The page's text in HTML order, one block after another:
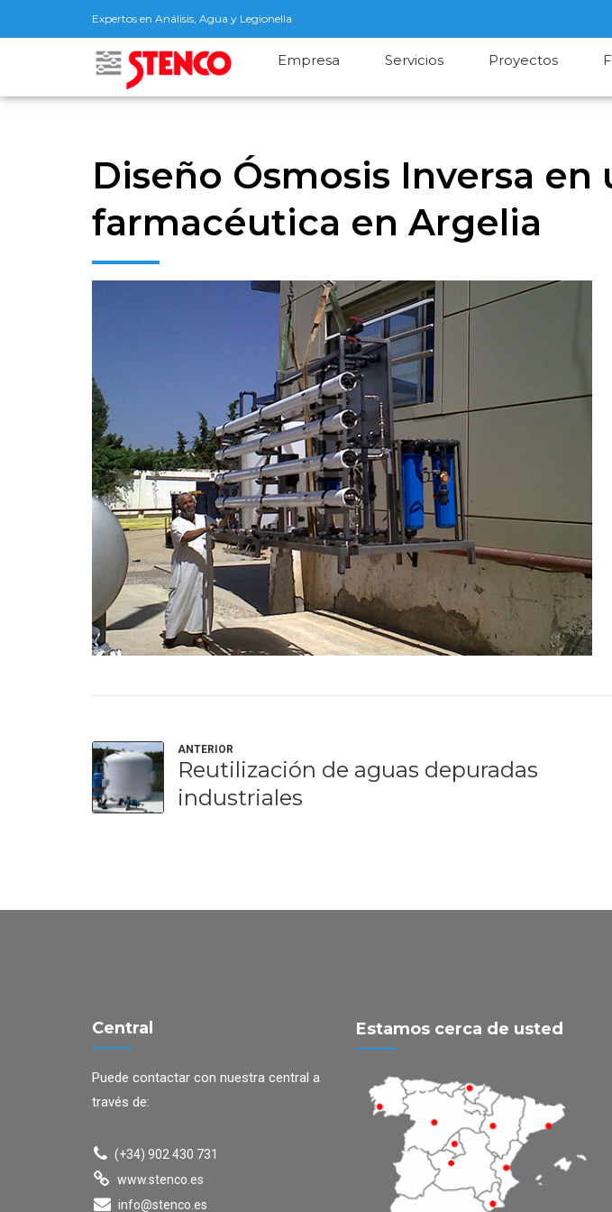
Expertos en Análisis, Agua y Legionella
Empresa Servicios Proyectos
Diseño Ósmosis Inversa
farmacéutica en Argelia
ANTERIOR
Reutilización de aguas depuradas
industriales
Central
Puede contactar con nuestra central a
través de:
(+34) 902 430 731
www.stenco.es
info@stenco.es
Estamos cerca de usted